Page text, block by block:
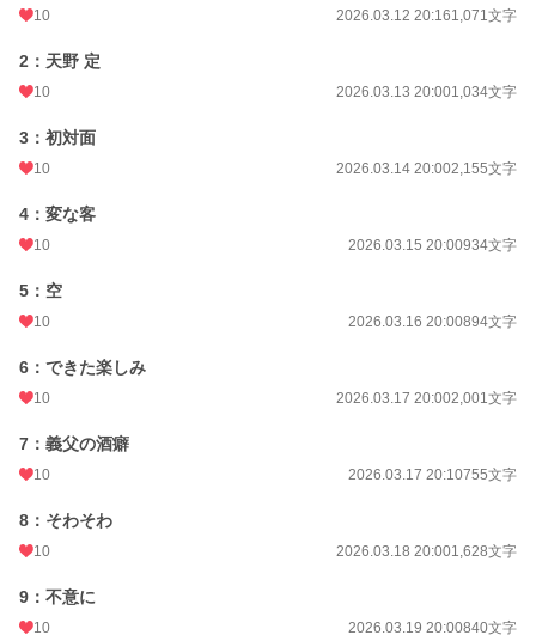
週間ポイント
10 2026.03.12 20:161,071文字
2：天野 定
10 2026.03.13 20:001,034文字
3：初対面
10 2026.03.14 20:002,155文字
4：変な客
10 2026.03.15 20:00934文字
5：空
10 2026.03.16 20:00894文字
6：できた楽しみ
10 2026.03.17 20:002,001文字
7：義父の酒癖
10 2026.03.17 20:10755文字
8：そわそわ
10 2026.03.18 20:001,628文字
9：不意に
10 2026.03.19 20:00840文字